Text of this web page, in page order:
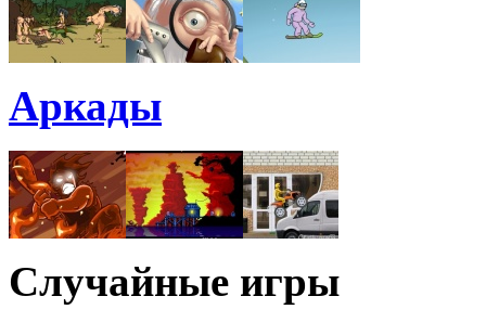
Аркады
Случайные игры